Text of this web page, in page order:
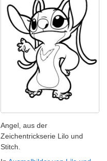
Angel, aus der
Zeichentrickserie Lilo und
Stitch.